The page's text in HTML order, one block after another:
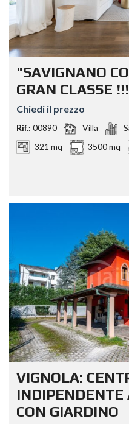
"SAVIGNANO
GRAN CLASSE
Chiedi il prezzo
Rif.: 00890 Villa
321 mq
3500 mq
VIGNOLA:
INDIPENDENTE
CON GIARDINO